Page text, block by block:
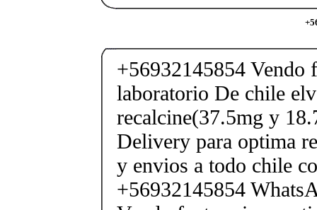
+56932145854 Vendo
laboratorio De chile
recalcine(37.5mg y
Delivery para optima
y envios a todo chile
+56932145854